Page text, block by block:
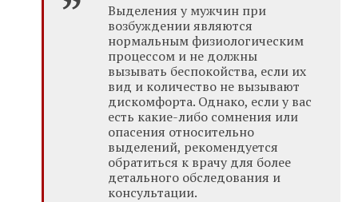
Выделения у мужчин при
возбуждении являются
нормальным физиологическим
процессом и не должны
вызывать беспокойства, если их
вид и количество не вызывают
дискомфорта. Однако, если у вас
есть какие-либо сомнения или
опасения относительно
выделений, рекомендуется
обратиться к врачу для более
детального обследования и
консультации.